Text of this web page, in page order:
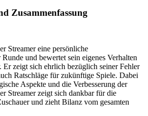
Zusammenfassung
Streamer eine persönliche
und bewertet sein eigenes Verhalten
Er zeigt sich ehrlich bezüglich seiner Fehler
Ratschläge für zukünftige Spiele. Dabei
Aspekte und die Verbesserung der
Streamer zeigt sich dankbar für die
und zieht Bilanz vom gesamten